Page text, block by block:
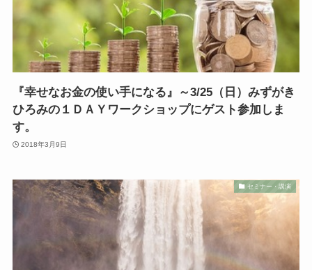
『幸せなお金の使い手になる』～3/25（日）みずがき
ひろみの１ＤＡＹワークショップにゲスト参加しま
す。
2018年3月9日
セミナー・講演